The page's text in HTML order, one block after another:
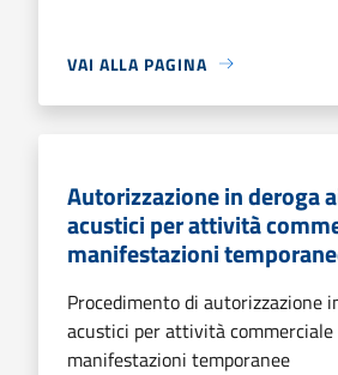
VAI ALLA PAGINA
Autorizzazione in deroga
acustici per attività
manifestazioni
Procedimento di autorizzazione
acustici per attività commerciale
manifestazioni temporanee